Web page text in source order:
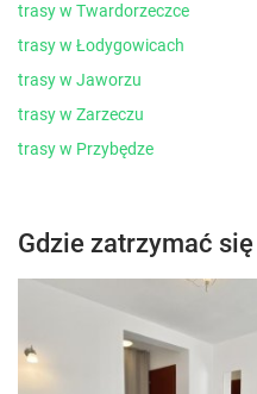
trasy w Twardorzeczce
trasy w Łodygowicach
trasy w Jaworzu
trasy w Zarzeczu
trasy w Przybędze
Gdzie zatrzymać